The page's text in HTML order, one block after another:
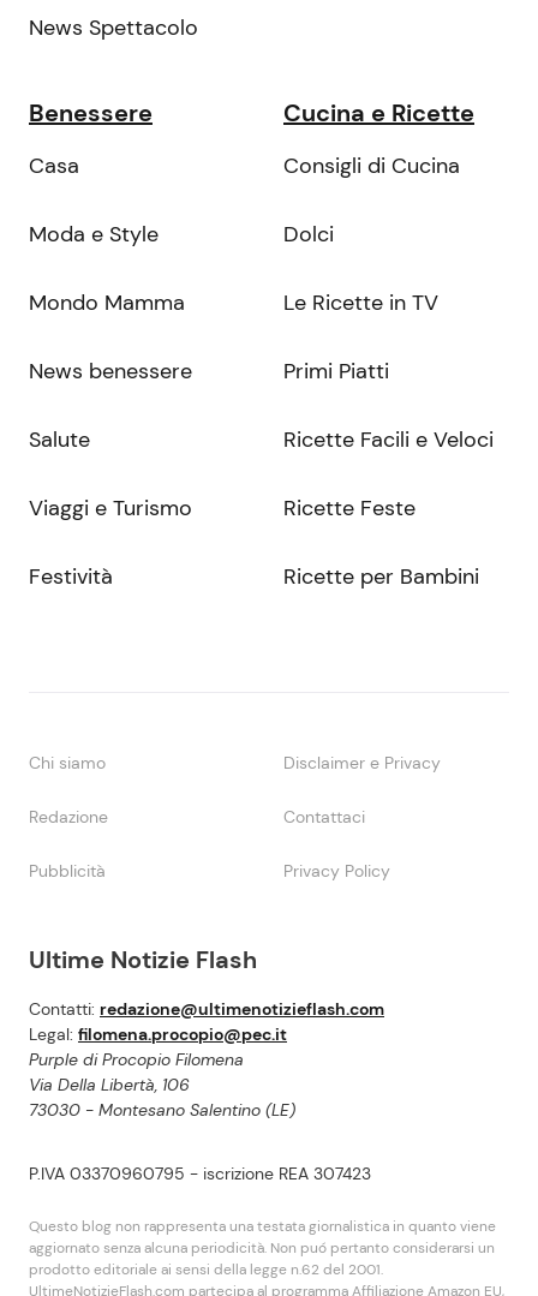
Ultime Notizie Flash
Contatti: redazione@ultimenotizieflash.com
Legal: filomena.procopio@pec.it
Purple di Procopio Filomena
Via Della Libertà, 106
73030 - Montesano Salentino (LE)
P.IVA 03370960795 - iscrizione REA 307423
Questo blog non rappresenta una testata giornalistica in quanto viene
aggiornato senza alcuna periodicità. Non puó pertanto considerarsi un
prodotto editoriale ai sensi della legge n.62 del 2001.
UltimeNotizieFlash.com partecipa al programma Affiliazione Amazon EU,
News Spettacolo
Benessere
Casa
Moda e Style
Mondo Mamma
News benessere
Salute
Viaggi e Turismo
Festività
Cucina e Ricette
Consigli di Cucina
Dolci
Le Ricette in TV
Primi Piatti
Ricette Facili e Veloci
Ricette Feste
Ricette per Bambini
Chi siamo Disclaimer e Privacy
Redazione Contattaci
Pubblicità Privacy Policy